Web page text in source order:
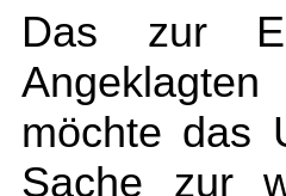
Das zur
möchte das
Sache zur